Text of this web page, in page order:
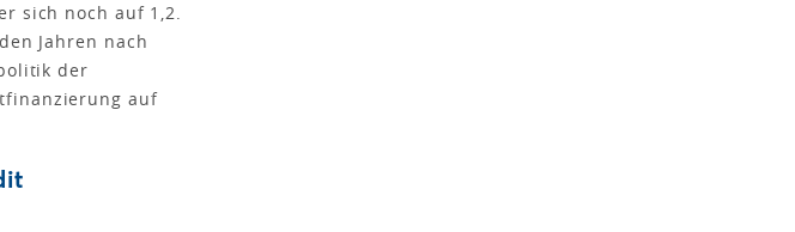
sich noch auf 1,2.
Jahren nach
der
auf